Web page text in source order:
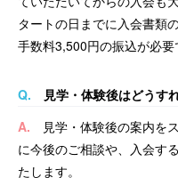
タートの日までに入会書類
手数料3,500円の振込が必要
Q. 見学・体験後はどうす
A. 見学・体験後の案内を
に今後のご相談や、入会す
たします。